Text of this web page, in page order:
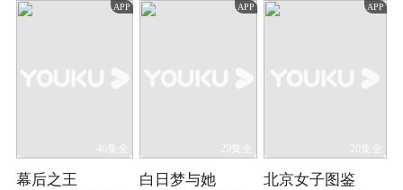
进出货且表明细节的用心等，与众多卖家一起，
APP
46集全
幕后之王
APP
29集全
白日梦与她
APP
20集全
北京女子图鉴